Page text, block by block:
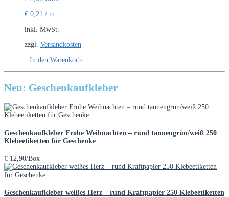
€ 0,21 / m
inkl. MwSt.
zzgl. Versandkosten
In den Warenkorb
Neu: Geschenkaufkleber
Geschenkaufkleber Frohe Weihnachten – rund tannengrün/weiß 250
Klebeetiketten für Geschenke
€ 12,90/Box
Geschenkaufkleber weißes Herz – rund Kraftpapier 250 Klebeetiketten